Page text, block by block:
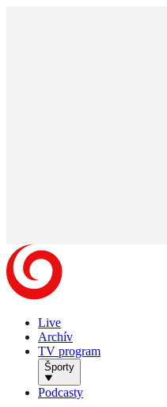
Live
Archív
TV program
Športy
Podcasty